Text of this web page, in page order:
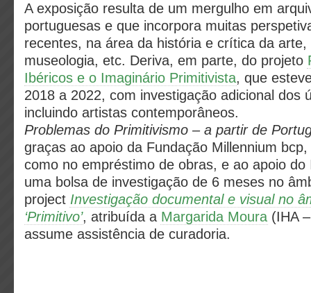
A exposição resulta de um mergulho em
portuguesas e que incorpora muitas
recentes, na área da história e crítica da arte,
museologia, etc. Deriva, em parte, do projeto
Ibéricos e o Imaginário Primitivista, que
2018 a 2022, com investigação adicional dos
incluindo artistas contemporâneos.
Problemas do Primitivismo – a partir de
graças ao apoio da Fundação Millennium
como no empréstimo de obras, e ao apoio do
uma bolsa de investigação de 6 meses no
project Investigação documental e visual no
‘Primitivo’, atribuída a Margarida Moura (IHA
assume assistência de curadoria.